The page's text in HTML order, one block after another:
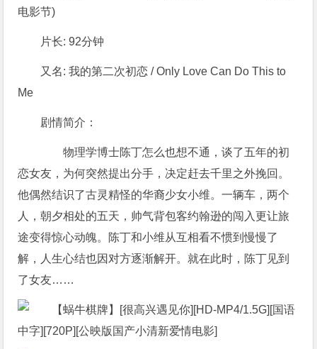
电影节)
片长: 92分钟
又名: 我的第二次初恋 / Only Love Can Do This to
Me
剧情简介：
物理学博士陈丁怎么也想不通，谈了五年的初
恋女友，为何突然提出分手，决定赶去千里之外挽回。
他偶然结识了古灵精怪的华裔少女小维。一辆车，两个
人，朝夕相处的五天，帅气背包客约翰逊的闯入更让旅
途变得惊心动魄。陈丁和小维从互相看不惯到慢慢了
解，人生心结也因对方逐渐解开。就在此时，陈丁见到
了女友……